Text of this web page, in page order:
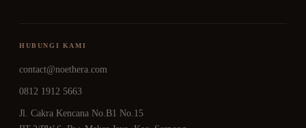
HUBUNGI KAMI
contact@noethera.com
0812 1912 5663
Jl. Cakra Kencana No.B1 No.15